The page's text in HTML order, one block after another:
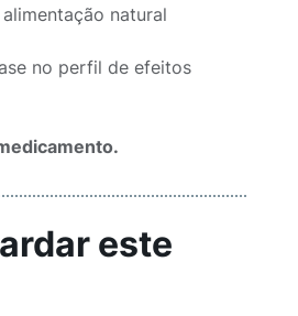
natural
no perfil de efeitos
este